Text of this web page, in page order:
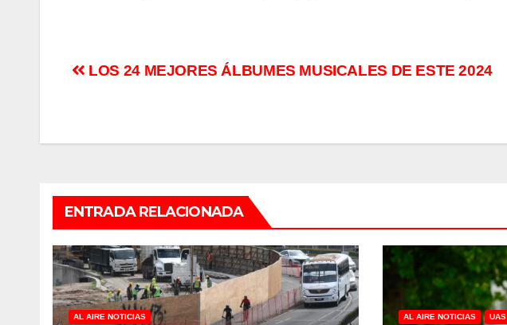
Navegación
entradas
LOS 24 MEJORES ÁLBUMES MUSICALES DE ESTE 2024
ENTRADA RELACIONADA
AL AIRE NOTICIAS AL AIRE NOTICIAS UAS